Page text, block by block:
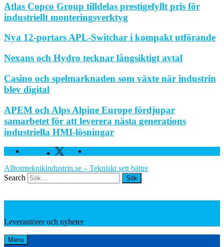
Atlas Copco Group tilldelas prestigefyllt pris för
industriellt monteringsverktyg
Nya 12-portars APL-Switchar i kompakt utförande
Nexans och Hydro tecknar långsiktigt avtal
Casino och spelmarknaden som växte när industrin
blev digital
APEM och Alps Alpine Europe fördjupar
samarbetet för att leverera nästa generations
industriella HMI-lösningar
Facebook Twitter
Alltomteknikindustrin.se – Tekniskt sett bättre
Search
Leverantörer och nyheter
Menu